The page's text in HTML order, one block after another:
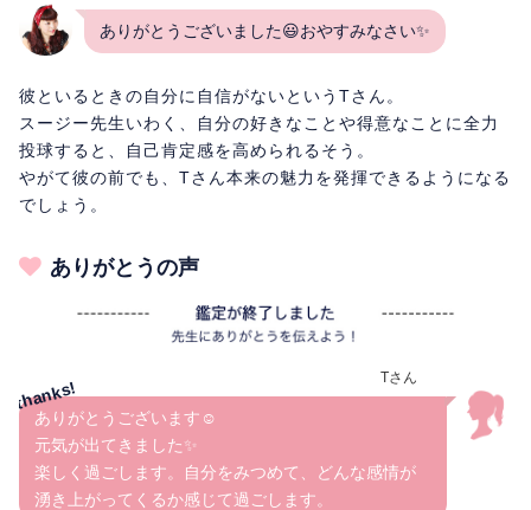
ありがとうございました😃おやすみなさい✨
彼といるときの自分に自信がないというTさん。
スージー先生いわく、自分の好きなことや得意なことに全力
投球すると、自己肯定感を高められるそう。
やがて彼の前でも、Tさん本来の魅力を発揮できるようになる
でしょう。
ありがとうの声
Tさん
ありがとうございます☺️
元気が出てきました✨
楽しく過ごします。自分をみつめて、どんな感情が
湧き上がってくるか感じて過ごします。